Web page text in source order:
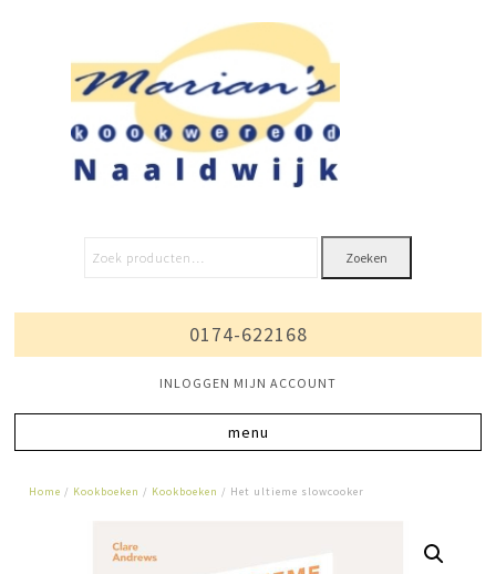
Zoeken
0174-622168
INLOGGEN MIJN ACCOUNT
Home / Kookboeken / Kookboeken / Het ultieme slowcooker